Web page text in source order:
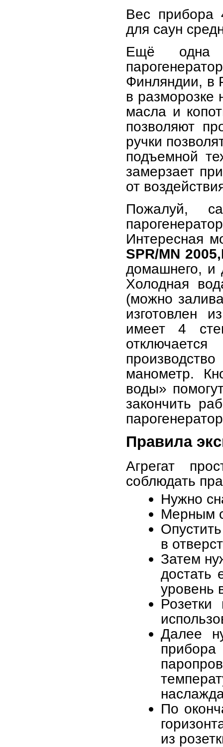
Вес прибора
для саун
Ещё одна
Финляндии, в
в разморозке
масла и
позволяют
ручки
подъемной
замерзает
от
Пожалуй,
Интересная
SPR/MN
домашнего, и
Холодная
(можно
изготовлен
имеет 4
манометр.
воды»
закончить
Правила
Агрегат
соблюдать
Нужно
Мерным
в
Затем
достать
уровень
Далее
По
из